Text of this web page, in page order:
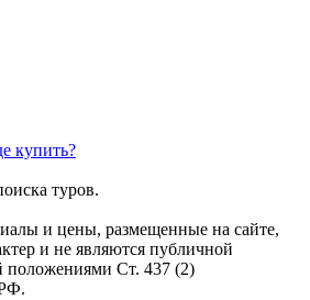
купить?
туров.
и цены, размещенные на сайте,
и не являются публичной
положениями Ст. 437 (2)